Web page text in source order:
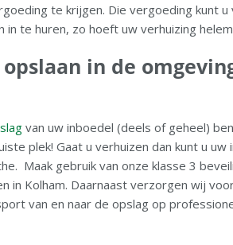
te krijgen. Die vergoeding kunt
in te huren, zo hoeft uw verhuizing
in de
van uw inboedel (deels of geheel)
plek! Gaat u verhuizen dan kunt u uw
Maak gebruik van onze klasse 3
in Kolham. Daarnaast verzorgen wij
van en naar de opslag op